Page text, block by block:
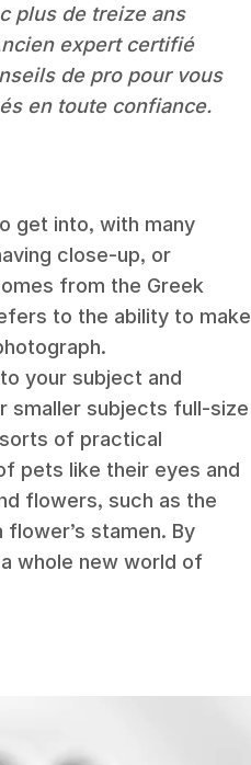
plus de treize ans
expert certifié
de pro pour vous
en toute confiance.
get into, with many
close-up, or
from the Greek
to the ability to make
your subject and
smaller subjects full-size
sorts of practical
pets like their eyes and
flowers, such as the
stamen. By
whole new world of